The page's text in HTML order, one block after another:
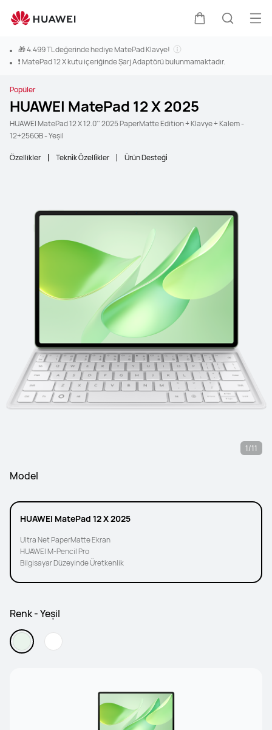
🎁 4.499 TL değerinde hediye MatePad Klavye!
❗ MatePad 12 X kutu içeriğinde Şarj Adaptörü bulunmamaktadır.
Popüler
HUAWEI MatePad 12 X 2025
HUAWEI MatePad 12 X 12.0'' 2025 PaperMatte Edition + Klavye + Kalem -
12+256GB - Yeşil
Özellikler Tekni̇k Özelli̇kler Ürün Desteği̇
1/11
Model
HUAWEI MatePad 12 X 2025
Ultra Net PaperMatte Ekran
HUAWEI M-Pencil Pro
Bilgisayar Düzeyinde Üretkenlik
Renk - Yeşil